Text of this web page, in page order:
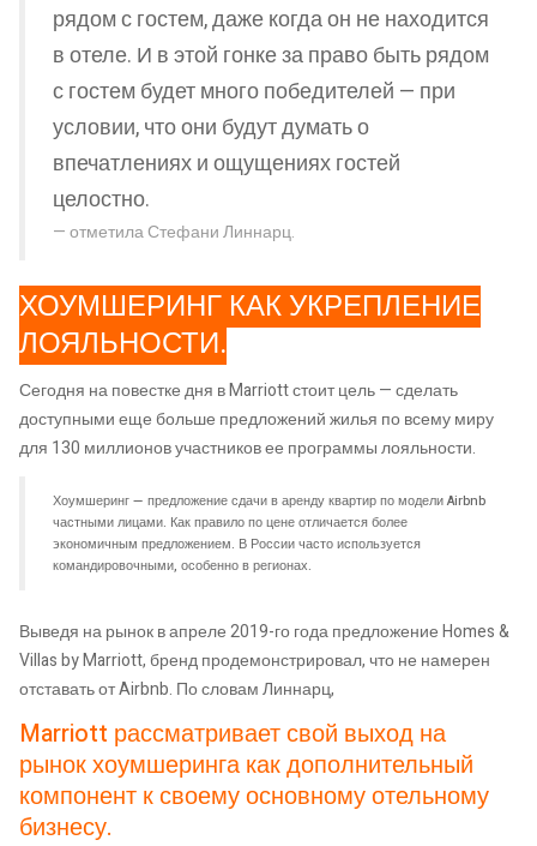
рядом с гостем, даже когда он не находится
в отеле. И в этой гонке за право быть рядом
с гостем будет много победителей — при
условии, что они будут думать о
впечатлениях и ощущениях гостей
целостно.
отметила Стефани Линнарц.
ХОУМШЕРИНГ КАК УКРЕПЛЕНИЕ
ЛОЯЛЬНОСТИ.
Сегодня на повестке дня в Marriott стоит цель — сделать
доступными еще больше предложений жилья по всему миру
для 130 миллионов участников ее программы лояльности.
Хоумшеринг — предложение сдачи в аренду квартир по модели Airbnb
частными лицами. Как правило по цене отличается более
экономичным предложением. В России часто используется
командировочными, особенно в регионах.
Выведя на рынок в апреле 2019-го года предложение Homes &
Villas by Marriott, бренд продемонстрировал, что не намерен
отставать от Airbnb. По словам Линнарц,
Marriott рассматривает свой выход на
рынок хоумшеринга как дополнительный
компонент к своему основному отельному
бизнесу.